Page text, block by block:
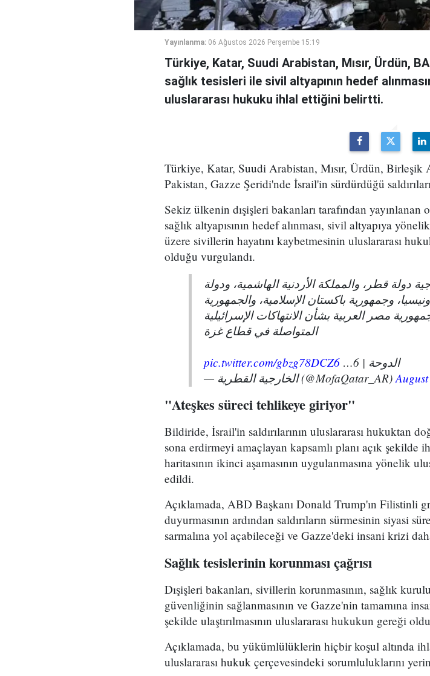
Yayınlanma: 06 Ağustos 2026 Perşembe 15:19
Türkiye, Katar, Suudi Arabistan, Mısır, Ürdün,
sağlık tesisleri ile sivil altyapının hedef
uluslararası hukuku ihlal ettiğini belirtti.
Türkiye, Katar, Suudi Arabistan, Mısır, Ürdün,
Pakistan, Gazze Şeridi'nde İsrail'in sürdürdüğü
Sekiz ülkenin dışişleri bakanları tarafından
sağlık altyapısının hedef alınması, sivil altyapıya
üzere sivillerin hayatını kaybetmesinin uluslararası
olduğu vurgulandı.
قطر، والمملكة الأردنية الهاشمية، ودولة
وجمهورية باكستان الإسلامية، والجمهورية
مصر العربية بشأن الانتهاكات الإسرائيلية
المتواصلة في قطاع غزة
الدوحة | 6…
pic.twitter.com/gbzg78DCZ6
— الخارجية القطرية (@MofaQatar_AR)
"Ateşkes süreci tehlikeye giriyor"
Bildiride, İsrail'in saldırılarının uluslararası hukuktan
sona erdirmeyi amaçlayan kapsamlı planı açık
haritasının ikinci aşamasının uygulanmasına yönelik
edildi.
Açıklamada, ABD Başkanı Donald Trump'ın Filistinli
duyurmasının ardından saldırıların sürmesinin siyasi
sarmalına yol açabileceği ve Gazze'deki insani krizi
Sağlık tesislerinin korunması çağrısı
Dışişleri bakanları, sivillerin korunmasının, sağlık
güvenliğinin sağlanmasının ve Gazze'nin tamamına
şekilde ulaştırılmasının uluslararası hukukun gereği
Açıklamada, bu yükümlülüklerin hiçbir koşul altında
uluslararası hukuk çerçevesindeki sorumluluklarını